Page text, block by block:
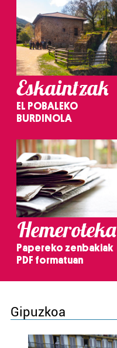
Eskaintzak
EL POBALEKO
BURDINOLA
Hemeroteka
Papereko zenbakiak
PDF formatuan
Gipuzkoa